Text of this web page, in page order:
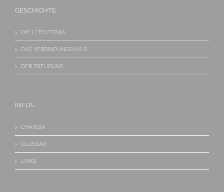
GESCHICHTE
DIE L! TEUTONIA
DAS VERBINDUNGSHAUS
DER TREUBUND
INFOS
CHARGIA
GLOSSAR
LINKS